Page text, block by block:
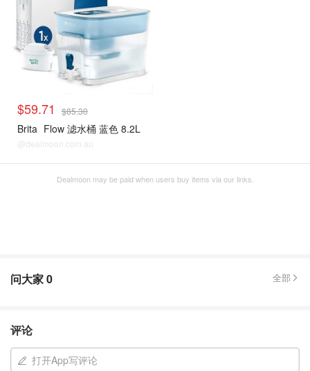
$59.71 $85.30
Brita Flow 滤水桶 蓝色 8.2L
@dealmoon.com.au
Dealmoon may be paid when users buy items via our links.
问大家0 全部
评论
打开App写评论